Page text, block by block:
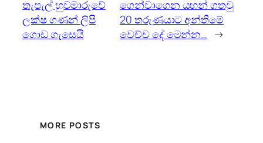
තැපැල් හුවමාරුවේ
ලක්ෂ ගණන් ලිපි
ගොඩ ගැසෙයි
ගෙන්වාගෙන යහන් ගතවු
20 තරුණයාට අන්තිමේ
වෙච්ච දේ මෙන්න… →
MORE POSTS